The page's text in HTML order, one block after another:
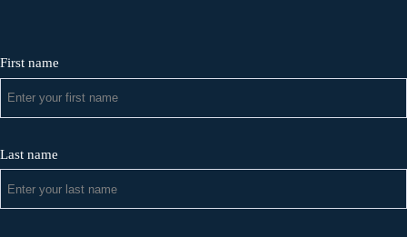
First name
Last name